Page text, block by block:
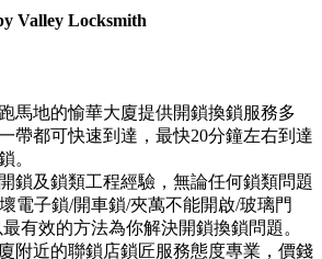
Valley Locksmith
馬地的愉華大廈提供開鎖換鎖服務多
帶都可快速到達，最快20分鐘左右到達
。
鎖及鎖類工程經驗，無論任何鎖類問題
電子鎖/開車鎖/夾萬不能開啟/玻璃門
有效的方法為你解決開鎖換鎖問題。
附近的聯鎖店鎖匠服務態度專業，價錢